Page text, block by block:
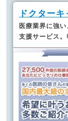
ドクターキ
医療業界に強
支援サービス。